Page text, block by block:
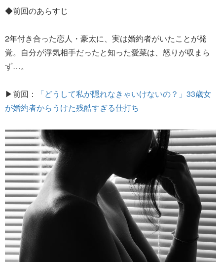
◆前回のあらすじ
2年付き合った恋人・豪太に、実は婚約者がいたことが発
覚。自分が浮気相手だったと知った愛菜は、怒りが収まら
ず…。
▶前回：
「どうして私が隠れなきゃいけないの？」33歳女
が婚約者からうけた残酷すぎる仕打ち